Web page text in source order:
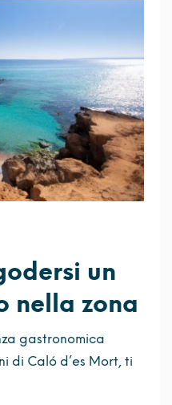
un
nella zona
gastronomica
di Caló d’es Mort, ti